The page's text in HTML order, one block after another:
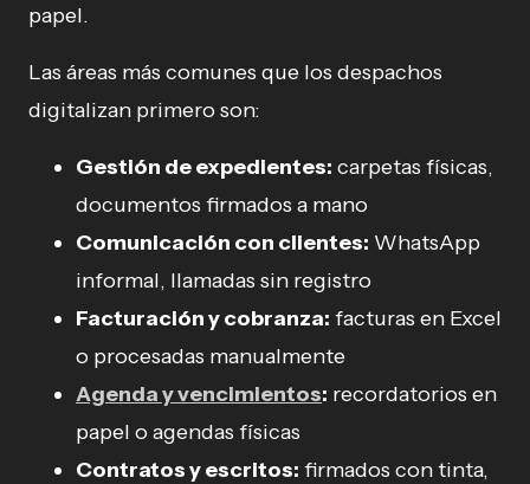
papel.
Las áreas más comunes que los despachos
digitalizan primero son:
Gestión de expedientes: carpetas físicas,
documentos firmados a mano
Comunicación con clientes: WhatsApp
informal, llamadas sin registro
Facturación y cobranza: facturas en Excel
o procesadas manualmente
Agenda y vencimientos: recordatorios en
papel o agendas físicas
Contratos y escritos: firmados con tinta,